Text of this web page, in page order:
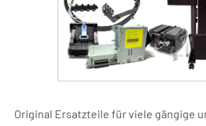
Original Ersatzteile für viele gängige